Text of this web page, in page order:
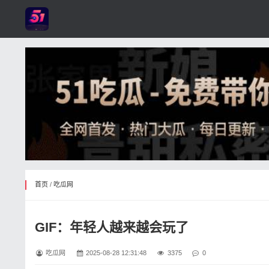
首页 / 吃瓜网
GIF：​年轻人越来越会玩了
吃瓜网 2025-08-28 12:31:48 3375 0